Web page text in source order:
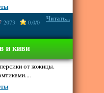
Читать...
2073
0.0/0
и киви
от кожицы.